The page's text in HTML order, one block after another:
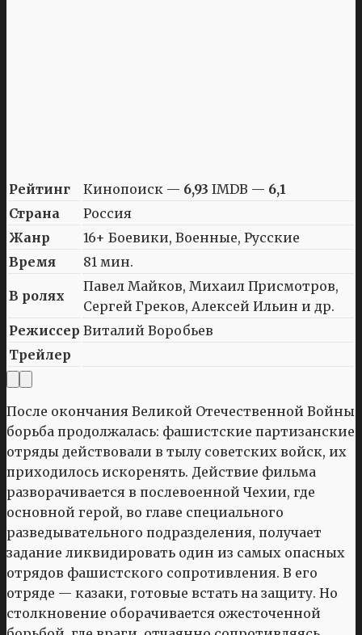
Рейтинг Кинопоиск — 6,93 IMDB — 6,1
Страна
Россия
Жанр
16+ Боевики, Военные, Русские
Время
81 мин.
В ролях
Павел Майков, Михаил Присмотров,
Сергей Греков, Алексей Ильин и др.
Режиссер Виталий Воробьев
Трейлер
После окончания Великой Отечественной Войны
борьба продолжалась: фашистские партизанские
отряды действовали в тылу советских войск, их
приходилось искоренять. Действие фильма
разворачивается в послевоенной Чехии, где
основной герой, во главе специального
разведывательного подразделения, получает
задание ликвидировать один из самых опасных
отрядов фашистского сопротивления. В его
отряде — казаки, готовые встать на защиту. Но
столкновение оборачивается ожесточенной